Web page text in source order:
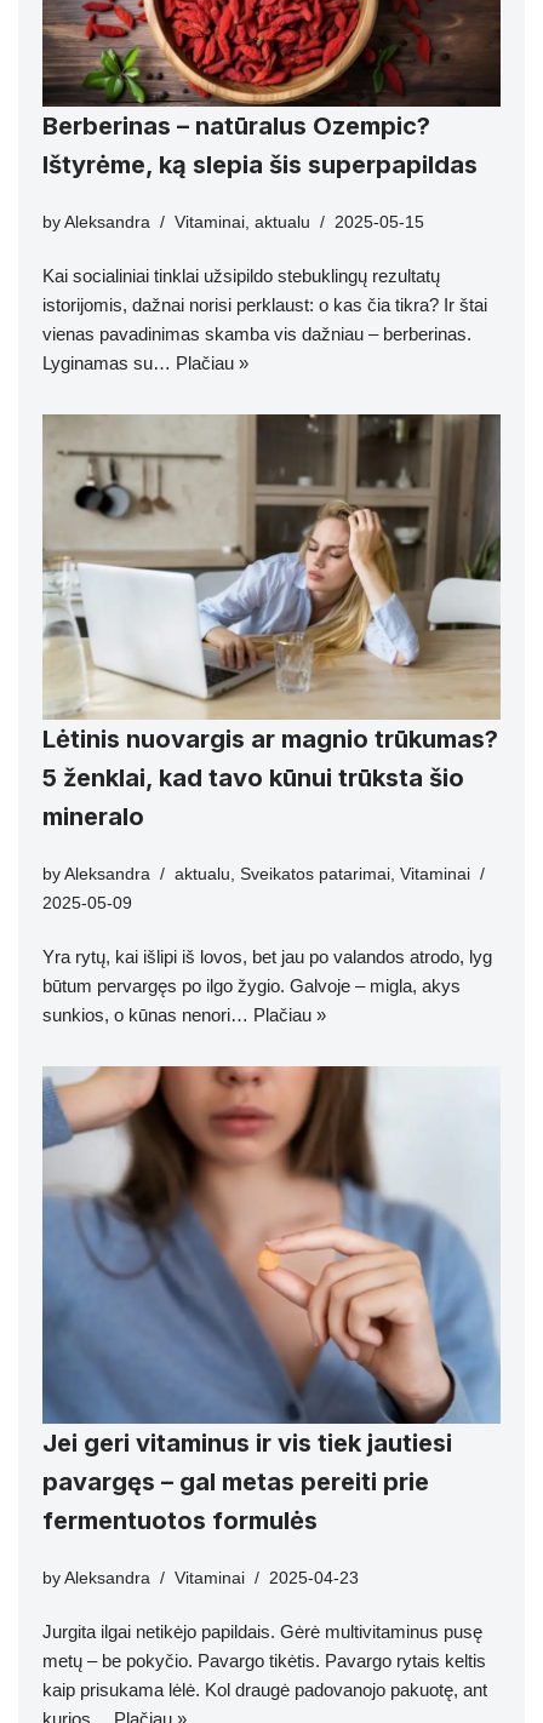
Berberinas – natūralus Ozempic?
Ištyrėme, ką slepia šis superpapildas
by Aleksandra Vitaminai, aktualu 2025-05-15
Kai socialiniai tinklai užsipildo stebuklingų rezultatų
istorijomis, dažnai norisi perklaust: o kas čia tikra? Ir štai
vienas pavadinimas skamba vis dažniau – berberinas.
Lyginamas su… Plačiau »
Lėtinis nuovargis ar magnio trūkumas?
5 ženklai, kad tavo kūnui trūksta šio
mineralo
by Aleksandra aktualu, Sveikatos patarimai, Vitaminai
2025-05-09
Yra rytų, kai išlipi iš lovos, bet jau po valandos atrodo, lyg
būtum pervargęs po ilgo žygio. Galvoje – migla, akys
sunkios, o kūnas nenori… Plačiau »
Jei geri vitaminus ir vis tiek jautiesi
pavargęs – gal metas pereiti prie
fermentuotos formulės
by Aleksandra Vitaminai 2025-04-23
Jurgita ilgai netikėjo papildais. Gėrė multivitaminus pusę
metų – be pokyčio. Pavargo tikėtis. Pavargo rytais keltis
kaip prisukama lėlė. Kol draugė padovanojo pakuotę, ant
kurios… Plačiau »